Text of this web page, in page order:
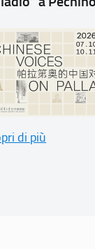
di più